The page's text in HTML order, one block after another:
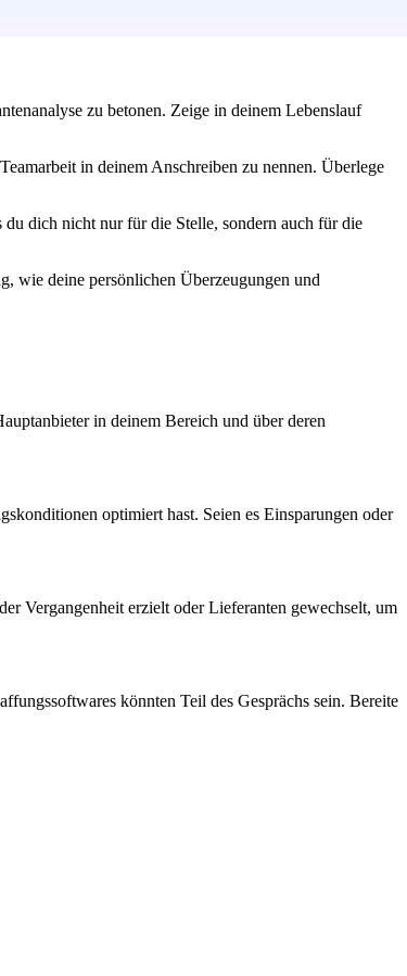
zu betonen. Zeige in deinem Lebenslauf
in deinem Anschreiben zu nennen. Überlege
dich nicht nur für die Stelle, sondern auch für die
wie deine persönlichen Überzeugungen und
in deinem Bereich und über deren
optimiert hast. Seien es Einsparungen oder
Vergangenheit erzielt oder Lieferanten gewechselt, um
könnten Teil des Gesprächs sein. Bereite